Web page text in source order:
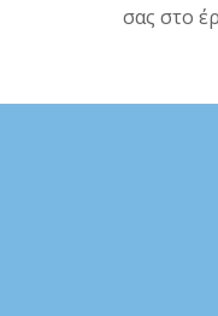
σας στο